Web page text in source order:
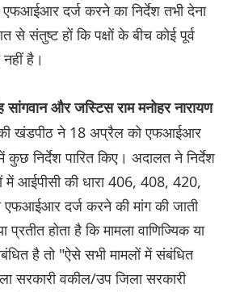
दर्ज करने का निर्देश तभी देना
से संतुष्ट हों कि पक्षों के बीच कोई पूर्व
नहीं है।
और जस्टिस राम मनोहर नारायण
की खंडपीठ ने 18 अप्रैल को एफआईआर
निर्देश पारित किए। अदालत ने निर्देश
में आईपीसी की धारा 406, 408, 420,
दर्ज करने की मांग की जाती
होता है कि मामला वाणिज्यिक या
है तो "ऐसे सभी मामलों में संबंधित
सरकारी वकील/उप जिला सरकारी